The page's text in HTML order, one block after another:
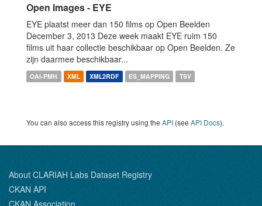
Open Images - EYE
EYE plaatst meer dan 150 films op Open Beelden
December 3, 2013 Deze week maakt EYE ruim 150
films uit haar collectie beschikbaar op Open Beelden. Ze
zijn daarmee beschikbaar...
OAI-PMH XML XML2RDF ES_MAPPING TSV
You can also access this registry using the API (see API Docs).
About CLARIAH Labs Dataset Registry
CKAN API
CKAN Association